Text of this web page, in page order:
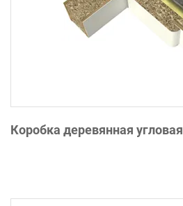
Коробка деревянная угловая